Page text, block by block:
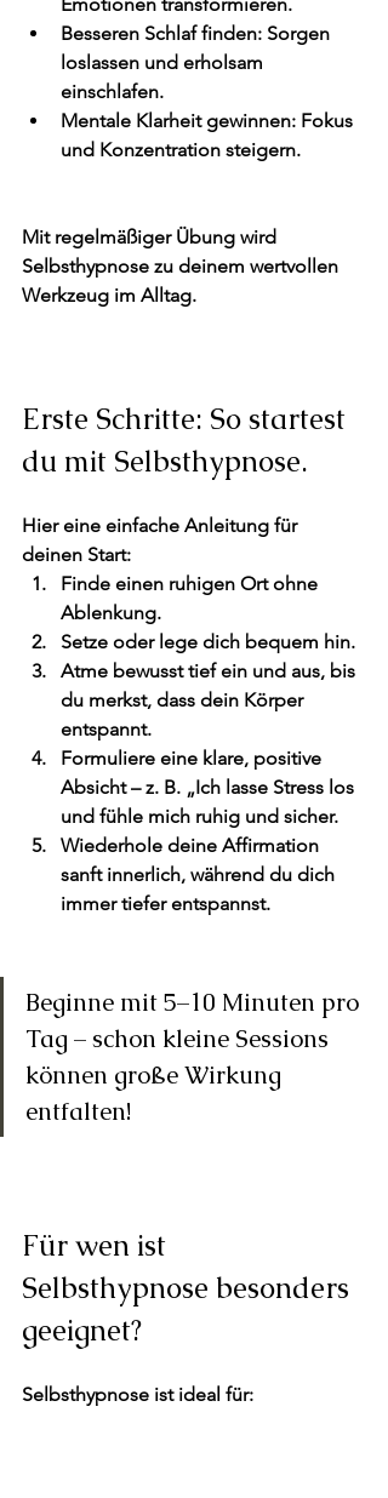
Besseren Schlaf finden: Sorgen
loslassen und erholsam
einschlafen.
Mentale Klarheit gewinnen: Fokus
und Konzentration steigern.
Mit regelmäßiger Übung wird
Selbsthypnose zu deinem wertvollen
Werkzeug im Alltag.
Erste Schritte: So startest
du mit Selbsthypnose.
Hier eine einfache Anleitung für
deinen Start:
Finde einen ruhigen Ort ohne
Ablenkung.
Setze oder lege dich bequem hin.
Atme bewusst tief ein und aus, bis
du merkst, dass dein Körper
entspannt.
Formuliere eine klare, positive
Absicht – z. B. „Ich lasse Stress los
und fühle mich ruhig und sicher.
Wiederhole deine Affirmation
sanft innerlich, während du dich
immer tiefer entspannst.
Beginne mit 5–10 Minuten pro
Tag – schon kleine Sessions
können große Wirkung
entfalten!
Für wen ist
Selbsthypnose besonders
geeignet?
Selbsthypnose ist ideal für: